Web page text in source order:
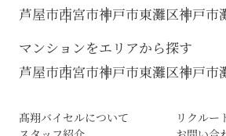
芦屋市西宮市神戸市東灘区神戸市
マンションをエリアから探す
芦屋市西宮市神戸市東灘区神戸市
髙翔バイセルについて
リクルー